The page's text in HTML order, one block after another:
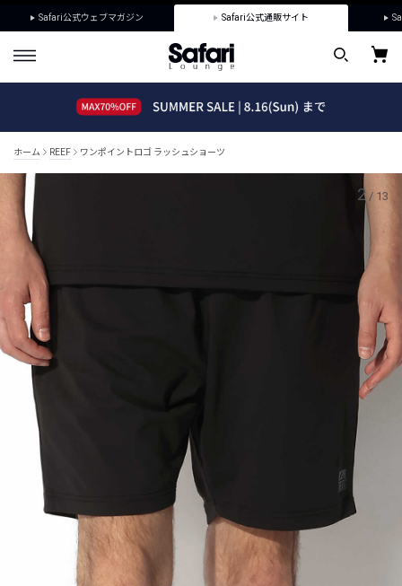
Safari公式ウェブマガジン Safari公式通販サイト
ホーム REEF ワンポイントロゴ ラッシュショーツ
2 / 13